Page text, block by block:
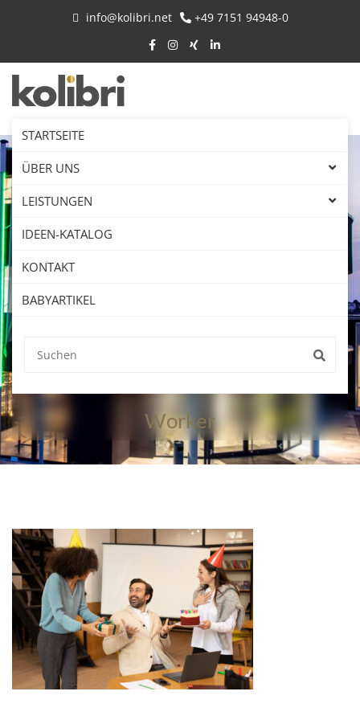
info@kolibri.net +49 7151 94948-0
STARTSEITE
ÜBER UNS
LEISTUNGEN
IDEEN-KATALOG
KONTAKT
BABYARTIKEL
Worker